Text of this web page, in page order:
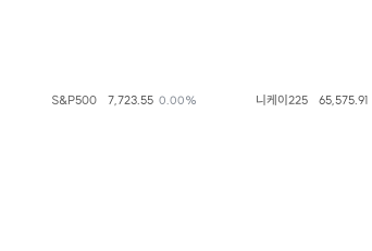
7,723.55 0.00% 니케이225 65,575.91 -1.10%